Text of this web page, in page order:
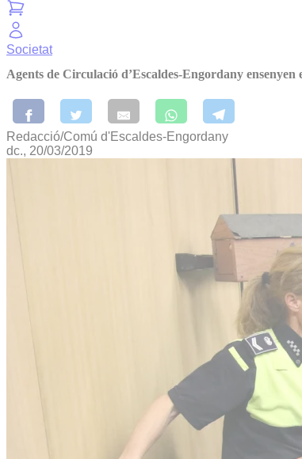
Societat
Agents de Circulació d’Escaldes-Engordany
Redacció/Comú d'Escaldes-Engordany
dc., 20/03/2019